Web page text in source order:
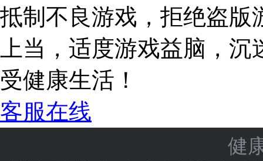
抵制不良游戏，拒绝盗版
上当，适度游戏益脑，
受健康生活！
客服在线
健